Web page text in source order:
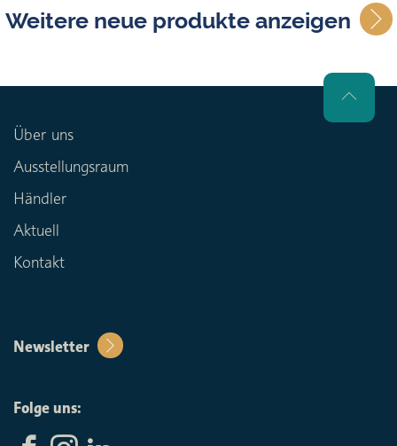
Weitere neue produkte anzeigen
Über uns
Ausstellungsraum
Händler
Aktuell
Kontakt
Newsletter
Folge uns: